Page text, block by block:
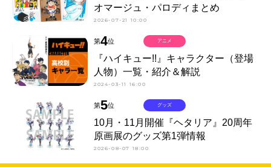
オマージュ・パロディまとめ
2026-07-21 10:00
第4位
『ハイキュー!!』キャラクター（登場
人物）一覧・紹介＆解説
2024-03-11 16:00
アニメ
第5位
10月・11月開催『ヘタリア』20周年
原画展のグッズ第1弾情報
2026-08-07 18:00
グッズ